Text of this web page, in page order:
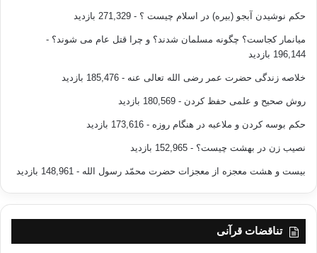
حکم نوشیدن آبجو (بیره) در اسلام چیست ؟ - 271,329 بازدید
میانمار کجاست؟ چگونه مسلمان شدند؟ و چرا قتل عام می شوند؟ -
196,144 بازدید
خلاصه زندگی حضرت عمر رضی الله تعالی عنه - 185,476 بازدید
روش صحیح و علمی حفظ کردن - 180,569 بازدید
حکم بوسه کردن و ملاعبه در هنگام روزه - 173,616 بازدید
نصیب زن در بهشت چیست؟ - 152,965 بازدید
بیست و هشت معجزه از معجزات حضرت محمّد رسول الله - 148,961 بازدید
تناقضات قرآنی